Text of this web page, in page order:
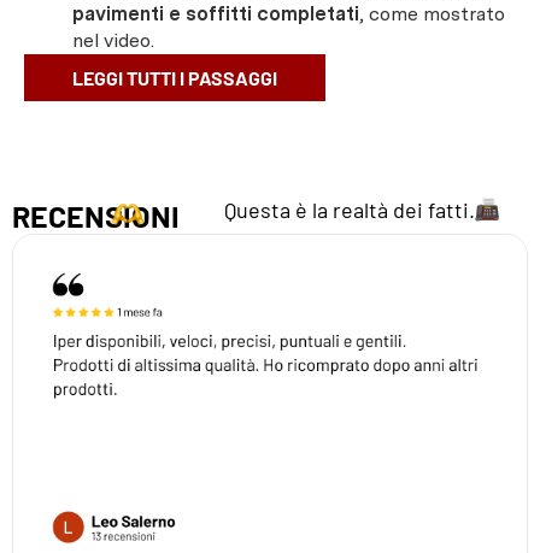
pavimenti e soffitti completati, come mostrato
nel video.
LEGGI TUTTI I PASSAGGI
RECENSIONI Questa è la realtà dei fatti.